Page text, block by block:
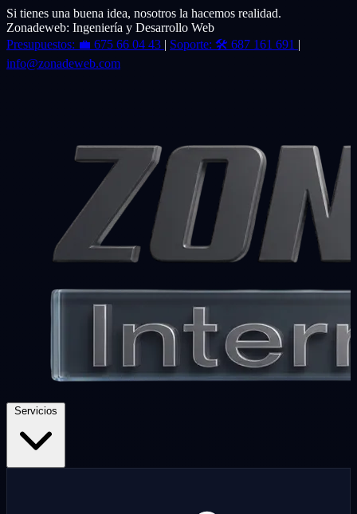
Si tienes una buena idea, nosotros la hacemos realidad.
Zonadeweb: Ingeniería y Desarrollo Web
Presupuestos: 💼 675 66 04 43 | Soporte: 🛠️ 687 161 691 |
info@zonadeweb.com